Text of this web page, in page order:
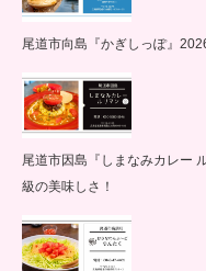
尾道市向島『かぎしっぽ』
尾道市因島『しまなみカレー
級の美味しさ！